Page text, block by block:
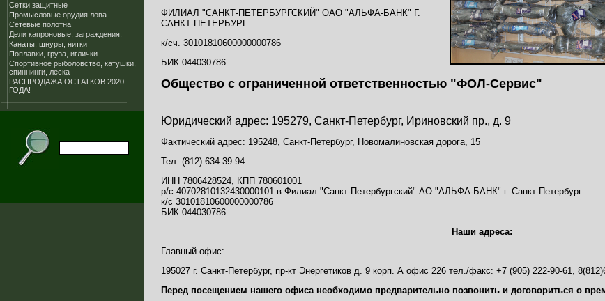
Сетки защитные
Промысловые орудия лова
Сетевые полотна
Дели капроновые, заграждения.
Канаты, шнуры, нитки
Поплавки, груза, иглички
Спортивное рыболовство, катушки,
спиннинги, леска
РАСПРОДАЖА ОСТАТКОВ 2020
ГОДА!
ФИЛИАЛ "САНКТ-ПЕТЕРБУРГСКИЙ" ОАО "АЛЬФА-БАНК" Г.
САНКТ-ПЕТЕРБУРГ
к/сч. 30101810600000000786
БИК 044030786
Общество с ограниченной ответственностью "ФОЛ-Сервис"
Юридический адрес: 195279, Санкт-Петербург, Ириновский пр., д. 9
Фактический адрес: 195248, Санкт-Петербург, Новомалиновская дорога, 15
Тел: (812) 634-39-94
ИНН 7806428524, КПП 780601001
р/с 40702810132430000101 в Филиал "Санкт-Петербургский" АО "АЛЬФА-БАНК" г. Санкт-Петербург
к/с 30101810600000000786
БИК 044030786
Наши адреса:
Главный офис:
195027 г. Санкт-Петербург, пр-кт Энергетиков д. 9 корп. А офис 226 тел./факс: +7 (905) 222-90-61,
Перед посещением нашего офиса необходимо предварительно позвонить и договориться о